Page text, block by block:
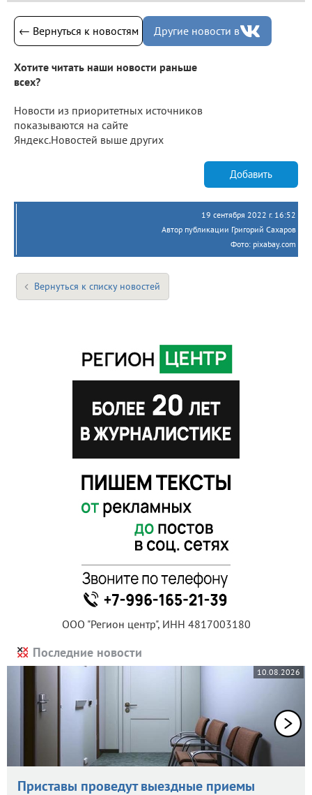
← Вернуться к новостям Другие новости в
Хотите читать наши новости раньше
всех?
Новости из приоритетных источников
показываются на сайте
Яндекс.Новостей выше других
Добавить
19 сентября 2022 г. 16:52
Автор публикации Григорий Сахаров
Фото: pixabay.com
Вернуться к списку новостей
ООО "Регион центр", ИНН 4817003180
Последние новости
10.08.2026
Приставы проведут выездные приемы